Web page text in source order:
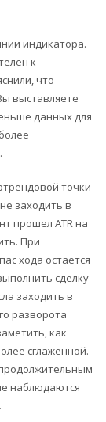
индикатора.
к
что
выставляете
данных для
точки
заходить в
прошел ATR на
При
хода остается
сделку
заходить в
разворота
как
сглаженной.
наблюдаются